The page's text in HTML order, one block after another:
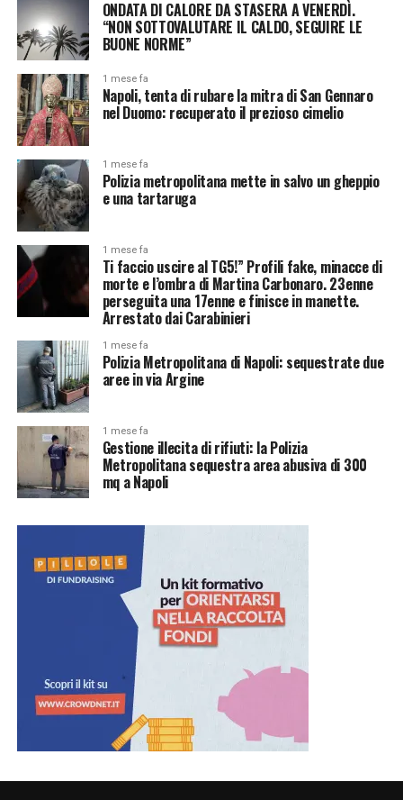
ONDATA DI CALORE DA STASERA A VENERDÌ.
“NON SOTTOVALUTARE IL CALDO, SEGUIRE LE
BUONE NORME”
1 mese fa
Napoli, tenta di rubare la mitra di San Gennaro
nel Duomo: recuperato il prezioso cimelio
1 mese fa
Polizia metropolitana mette in salvo un gheppio
e una tartaruga
1 mese fa
Ti faccio uscire al TG5!” Profili fake, minacce di
morte e l’ombra di Martina Carbonaro. 23enne
perseguita una 17enne e finisce in manette.
Arrestato dai Carabinieri
1 mese fa
Polizia Metropolitana di Napoli: sequestrate due
aree in via Argine
1 mese fa
Gestione illecita di rifiuti: la Polizia
Metropolitana sequestra area abusiva di 300
mq a Napoli